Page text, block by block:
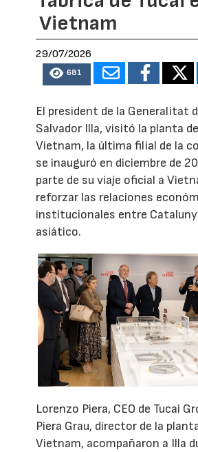
Vietnam
29/07/2026
681
El president de la Generalitat
Salvador Illa, visitó la planta de
Vietnam, la última filial de la
se inauguró en diciembre de
parte de su viaje oficial a
reforzar las relaciones
institucionales entre
asiático.
Lorenzo Piera, CEO de Tucai
Piera Grau, director de la
Vietnam, acompañaron a Illa